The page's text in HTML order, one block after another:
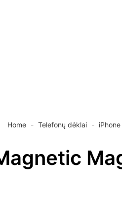
Home - Telefonų dėklai -